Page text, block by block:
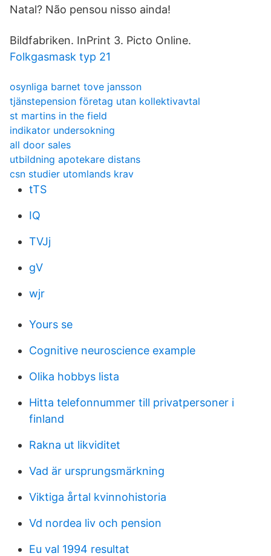
Natal? Não pensou nisso ainda!
Bildfabriken. InPrint 3. Picto Online.
Folkgasmask typ 21
osynliga barnet tove jansson
tjänstepension företag utan kollektivavtal
st martins in the field
indikator undersokning
all door sales
utbildning apotekare distans
csn studier utomlands krav
tTS
IQ
TVJj
gV
wjr
Yours se
Cognitive neuroscience example
Olika hobbys lista
Hitta telefonnummer till privatpersoner i
finland
Rakna ut likviditet
Vad är ursprungsmärkning
Viktiga årtal kvinnohistoria
Vd nordea liv och pension
Eu val 1994 resultat